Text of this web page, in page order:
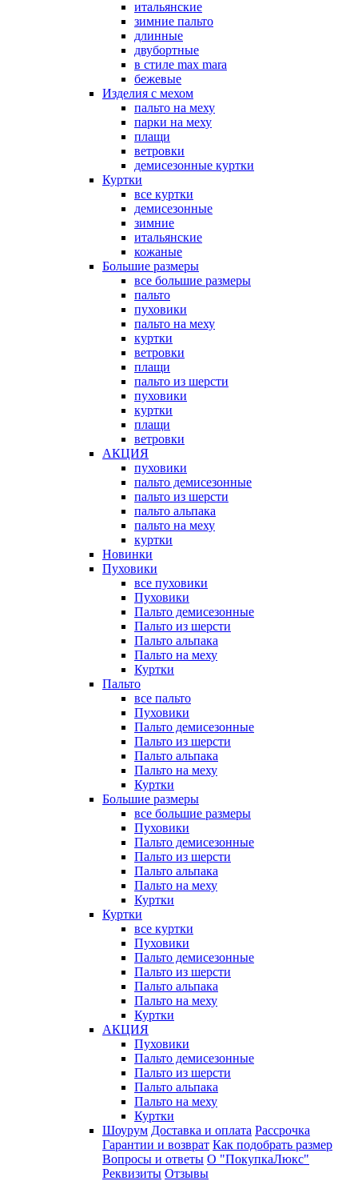
итальянские
зимние пальто
длинные
двубортные
в стиле max mara
бежевые
Изделия с мехом
пальто на меху
парки на меху
плащи
ветровки
демисезонные куртки
Куртки
все куртки
демисезонные
зимние
итальянские
кожаные
Большие размеры
все большие размеры
пальто
пуховики
пальто на меху
куртки
ветровки
плащи
пальто из шерсти
пуховики
куртки
плащи
ветровки
АКЦИЯ
пуховики
пальто демисезонные
пальто из шерсти
пальто альпака
пальто на меху
куртки
Новинки
Пуховики
все пуховики
Пуховики
Пальто демисезонные
Пальто из шерсти
Пальто альпака
Пальто на меху
Куртки
Пальто
все пальто
Пуховики
Пальто демисезонные
Пальто из шерсти
Пальто альпака
Пальто на меху
Куртки
Большие размеры
все большие размеры
Пуховики
Пальто демисезонные
Пальто из шерсти
Пальто альпака
Пальто на меху
Куртки
Куртки
все куртки
Пуховики
Пальто демисезонные
Пальто из шерсти
Пальто альпака
Пальто на меху
Куртки
АКЦИЯ
Пуховики
Пальто демисезонные
Пальто из шерсти
Пальто альпака
Пальто на меху
Куртки
Шоурум Доставка и оплата Рассрочка
Гарантии и возврат Как подобрать размер
Вопросы и ответы О "ПокупкаЛюкс"
Реквизиты Отзывы